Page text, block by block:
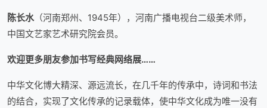
陈长水（河南郑州、1945年），河南广播电视台二级美术师，
中国文艺家艺术研究院会员。
欢迎更多朋友参加书写经典网络展……
中华文化博大精深、源远流长，在几千年的传承中，诗词和书法
的结合，实现了文化传承的记录载体，使中华文化成为唯一没有